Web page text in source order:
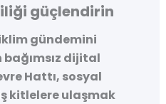
güçlendirin
gündemini
dijital
Hattı, sosyal
kitlelere ulaşmak